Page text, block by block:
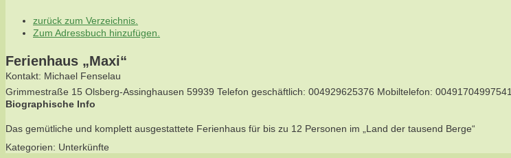
zurück zum Verzeichnis.
Zum Adressbuch hinzufügen.
Ferienhaus „Maxi“
Kontakt: Michael Fenselau
Grimmestraße 15 Olsberg-Assinghausen 59939 Telefon geschäftlich: 004929625376 Mobiltelefon: 00491704997541
Biographische Info
Das gemütliche und komplett ausgestattete Ferienhaus für bis zu 12 Personen im „Land der tausend Berge“
Kategorien: Unterkünfte